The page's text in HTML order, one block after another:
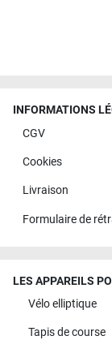
INFORMATIONS
CGV
Cookies
Livraison
Formulaire de
LES APPAREILS
Vélo elliptique
Tapis de course